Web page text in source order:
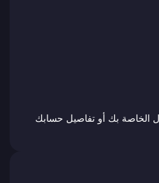
الخاصة بك أو تفاصيل حسابك